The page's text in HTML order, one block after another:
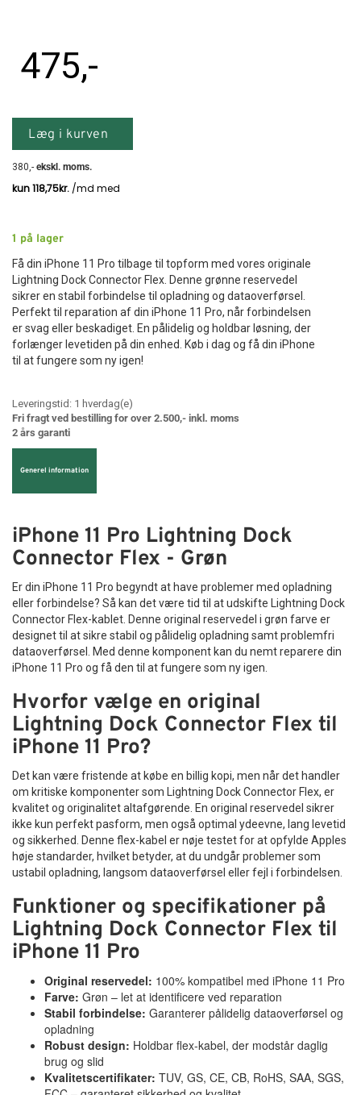
1 på lager
Få din iPhone 11 Pro tilbage til topform med vores originale
Lightning Dock Connector Flex. Denne grønne reservedel
sikrer en stabil forbindelse til opladning og dataoverførsel.
Perfekt til reparation af din iPhone 11 Pro, når forbindelsen
er svag eller beskadiget. En pålidelig og holdbar løsning, der
forlænger levetiden på din enhed. Køb i dag og få din iPhone
til at fungere som ny igen!
475,-
Læg i kurven
380,- ekskl. moms.
Leveringstid: 1 hverdag(e)
Fri fragt ved bestilling for over 2.500,- inkl. moms
2 års garanti
Generel information
iPhone 11 Pro Lightning Dock
Connector Flex - Grøn
Er din iPhone 11 Pro begyndt at have problemer med opladning
eller forbindelse? Så kan det være tid til at udskifte Lightning Dock
Connector Flex-kablet. Denne original reservedel i grøn farve er
designet til at sikre stabil og pålidelig opladning samt problemfri
dataoverførsel. Med denne komponent kan du nemt reparere din
iPhone 11 Pro og få den til at fungere som ny igen.
Hvorfor vælge en original
Lightning Dock Connector Flex til
iPhone 11 Pro?
Det kan være fristende at købe en billig kopi, men når det handler
om kritiske komponenter som Lightning Dock Connector Flex, er
kvalitet og originalitet altafgørende. En original reservedel sikrer
ikke kun perfekt pasform, men også optimal ydeevne, lang levetid
og sikkerhed. Denne flex-kabel er nøje testet for at opfylde Apples
høje standarder, hvilket betyder, at du undgår problemer som
ustabil opladning, langsom dataoverførsel eller fejl i forbindelsen.
Funktioner og specifikationer på
Lightning Dock Connector Flex til
iPhone 11 Pro
Original reservedel: 100% kompatibel med iPhone 11 Pro
Farve: Grøn – let at identificere ved reparation
Stabil forbindelse: Garanterer pålidelig dataoverførsel og
opladning
Robust design: Holdbar flex-kabel, der modstår daglig
brug og slid
Kvalitetscertifikater: TUV, GS, CE, CB, RoHS, SAA, SGS,